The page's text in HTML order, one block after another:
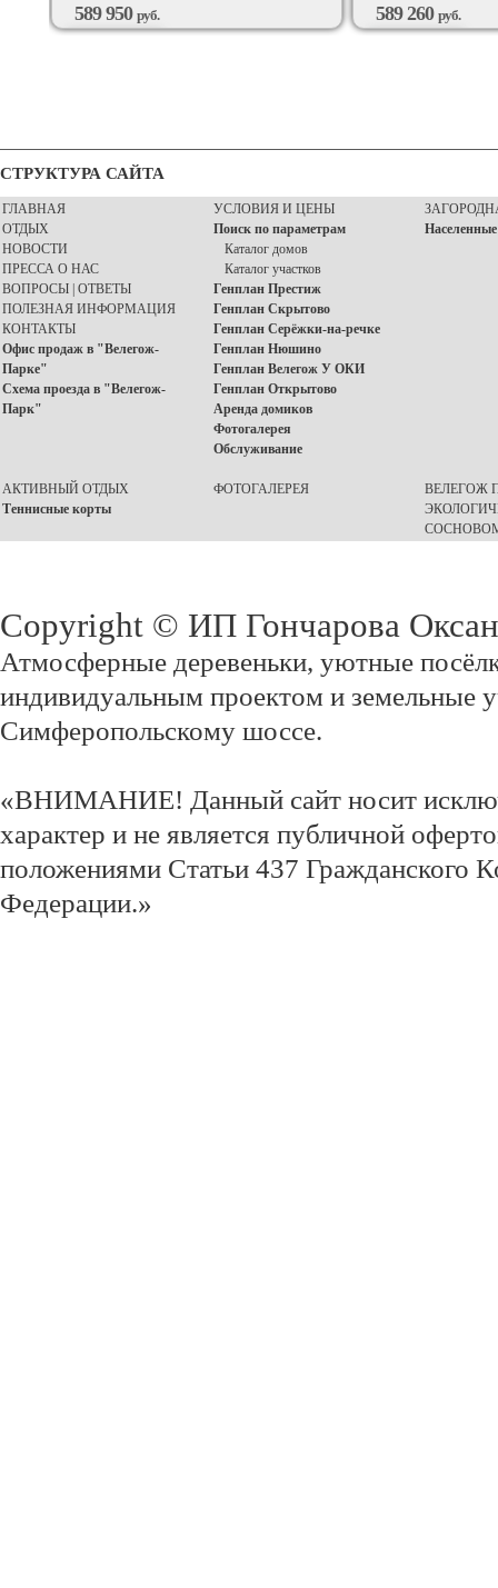
589 950 руб.
ВОЗМОЖЕН
589 260 руб.
ВОЗМОЖЕН
СТРУКТУРА САЙТА
ГЛАВНАЯ
ОТДЫХ
НОВОСТИ
ПРЕССА О НАС
ВОПРОСЫ | ОТВЕТЫ
ПОЛЕЗНАЯ ИНФОРМАЦИЯ
КОНТАКТЫ
Офис продаж в "Велегож-
Парке"
Схема проезда в "Велегож-
Парк"
УСЛОВИЯ И ЦЕНЫ
Поиск по параметрам
Каталог домов
Каталог участков
Генплан Престиж
Генплан Скрытово
Генплан Серёжки-на-речке
Генплан Нюшино
Генплан Велегож У ОКИ
Генплан Открытово
Аренда домиков
Фотогалерея
Обслуживание
АКТИВНЫЙ ОТДЫХ
Теннисные корты
ФОТОГАЛЕРЕЯ
ВЕЛЕГОЖ
Copyright © ИП Гончарова
Атмосферные деревеньки, уютные
индивидуальным проектом и земельные
Симферопольскому шоссе.
«ВНИМАНИЕ! Данный сайт носит
характер и не является публичной
положениями Статьи 437 Гражданского
Федерации.»